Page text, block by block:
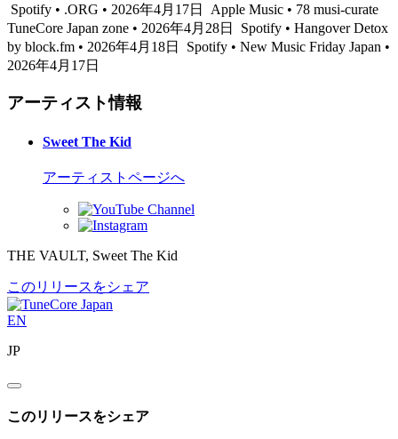
Spotify • .ORG • 2026年4月17日
Apple Music • 78 musi-curate
TuneCore Japan zone • 2026年4月28日
Spotify • Hangover Detox
by block.fm • 2026年4月18日
Spotify • New Music Friday Japan •
2026年4月17日
アーティスト情報
Sweet The Kid
アーティストページへ
THE VAULT, Sweet The Kid
このリリースをシェア
EN
JP
このリリースをシェア